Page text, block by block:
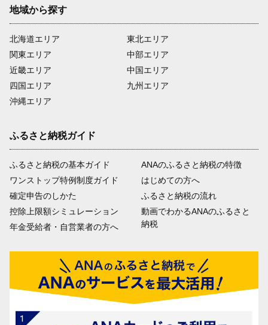
地域から探す
北海道エリア
関東エリア
近畿エリア
四国エリア
沖縄エリア
東北エリア
中部エリア
中国エリア
九州エリア
ふるさと納税ガイド
ふるさと納税の基本ガイド
ワンストップ特例制度ガイド
確定申告のしかた
控除上限額シミュレーション
年金受給者・自営業者の方へ
ANAのふるさと納税の特徴
はじめての方へ
ふるさと納税の流れ
動画でわかるANAのふるさと
納税